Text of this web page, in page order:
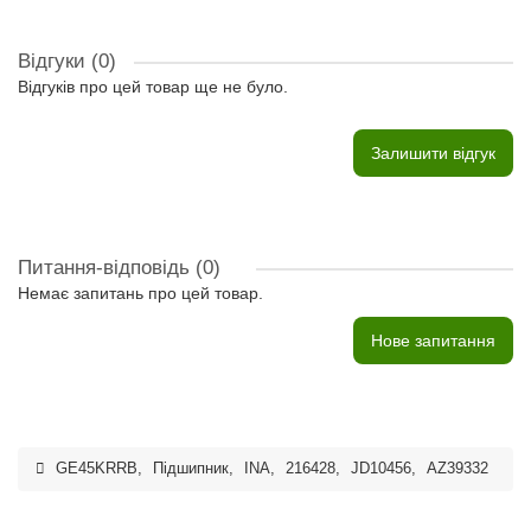
Відгуки (0)
Відгуків про цей товар ще не було.
Залишити відгук
Питання-відповідь (0)
Немає запитань про цей товар.
Нове запитання
GE45KRRB, Підшипник, INA, 216428, JD10456, AZ39332